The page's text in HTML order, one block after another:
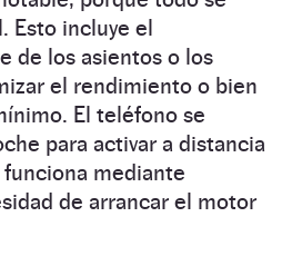
Esto incluye el
de los asientos o los
el rendimiento o bien
El teléfono se
para activar a distancia
mediante
de arrancar el motor